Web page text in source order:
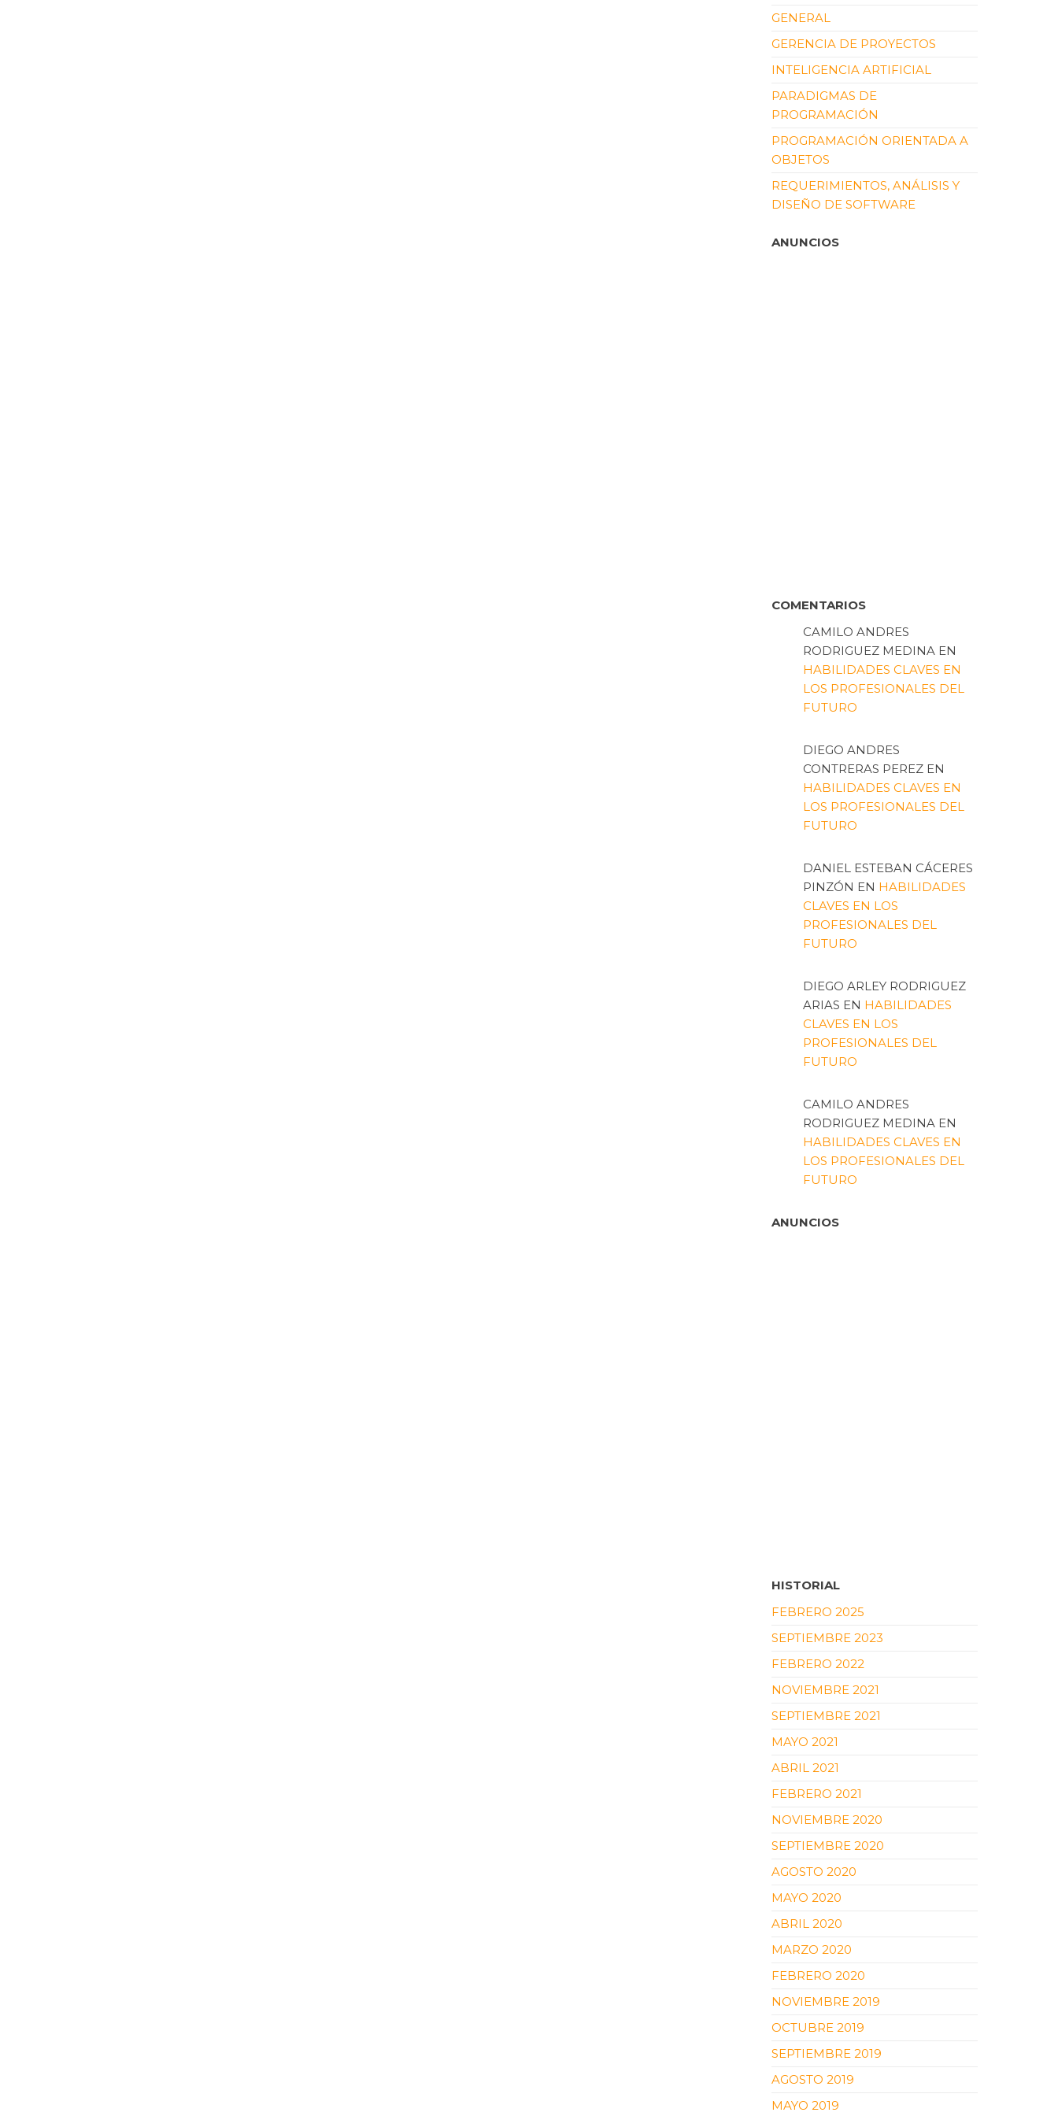
GENERAL
GERENCIA DE PROYECTOS
INTELIGENCIA ARTIFICIAL
PARADIGMAS DE
PROGRAMACIÓN
PROGRAMACIÓN ORIENTADA A
OBJETOS
REQUERIMIENTOS, ANÁLISIS Y
DISEÑO DE SOFTWARE
ANUNCIOS
COMENTARIOS
CAMILO ANDRES
RODRIGUEZ MEDINAEN
HABILIDADES CLAVES EN
LOS PROFESIONALES DEL
FUTURO
DIEGO ANDRES
CONTRERAS PEREZEN
HABILIDADES CLAVES EN
LOS PROFESIONALES DEL
FUTURO
DANIEL ESTEBAN CÁCERES
PINZÓN EN HABILIDADES
CLAVES EN LOS
PROFESIONALES DEL
FUTURO
DIEGO ARLEY RODRIGUEZ
ARIAS EN HABILIDADES
CLAVES EN LOS
PROFESIONALES DEL
FUTURO
CAMILO ANDRES
RODRIGUEZ MEDINAEN
HABILIDADES CLAVES EN
LOS PROFESIONALES DEL
FUTURO
ANUNCIOS
HISTORIAL
FEBRERO 2025
SEPTIEMBRE 2023
FEBRERO 2022
NOVIEMBRE 2021
SEPTIEMBRE 2021
MAYO 2021
ABRIL 2021
FEBRERO 2021
NOVIEMBRE 2020
SEPTIEMBRE 2020
AGOSTO 2020
MAYO 2020
ABRIL 2020
MARZO 2020
FEBRERO 2020
NOVIEMBRE 2019
OCTUBRE 2019
SEPTIEMBRE 2019
AGOSTO 2019
MAYO 2019